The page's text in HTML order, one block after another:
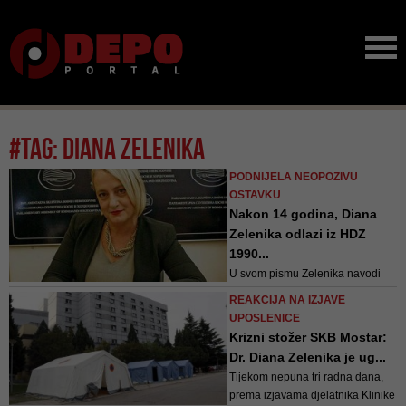
#tag: diana zelenika
PODNIJELA NEOPOZIVU
OSTAVKU
Nakon 14 godina, Diana
Zelenika odlazi iz HDZ
1990...
U svom pismu Zelenika navodi
REAKCIJA NA IZJAVE
UPOSLENICE
Krizni stožer SKB Mostar:
Dr. Diana Zelenika je ug...
Tijekom nepuna tri radna dana,
prema izjavama djelatnika Klinike